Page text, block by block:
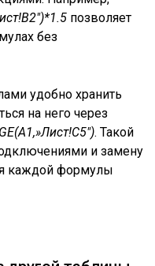
позволяет
без
удобно хранить
на него через
. Такой
и замену
каждой формулы